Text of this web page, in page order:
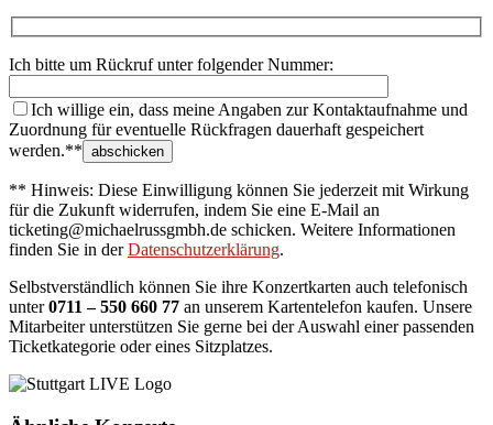
Ich bitte um Rückruf unter folgender Nummer:
Ich willige ein, dass meine Angaben zur Kontaktaufnahme und
Zuordnung für eventuelle Rückfragen dauerhaft gespeichert
werden.**
** Hinweis: Diese Einwilligung können Sie jederzeit mit Wirkung
für die Zukunft widerrufen, indem Sie eine E-Mail an
ticketing@michaelrussgmbh.de schicken. Weitere Informationen
finden Sie in derDatenschutzerklärung.
Selbstverständlich können Sie ihre Konzertkarten auch telefonisch
unter0711 – 550 660 77 an unserem Kartentelefon kaufen. Unsere
Mitarbeiter unterstützen Sie gerne bei der Auswahl einer passenden
Ticketkategorie oder eines Sitzplatzes.